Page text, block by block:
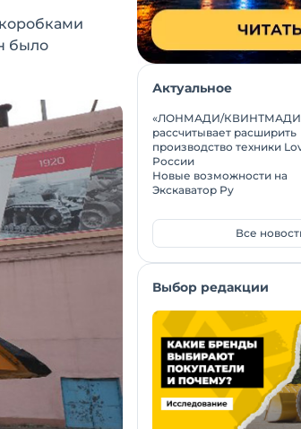
было
Актуальное
«ЛОНМАДИ/
рассчитывает расширить
производство техники
России
Новые возможности на
Экскаватор Ру
Все
Выбор редакции